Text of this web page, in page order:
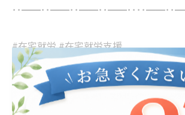
･･━━･･━━･･━━･･━━････━━･･
#在宅就労 #在宅就労支援
#作業ミス #在宅利用者 #在宅利用者募
#就労継続支援b型 #就労支援b型